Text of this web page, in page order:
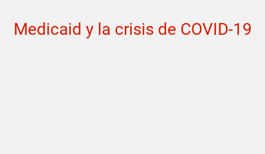
Medicaid y la crisis de COVID-19